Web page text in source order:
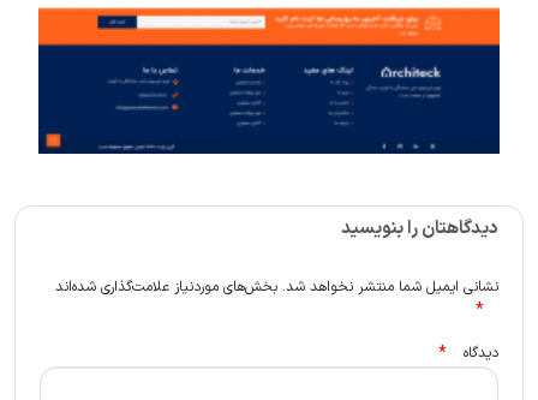
دیدگاهتان را بنویسید
نشانی ایمیل شما منتشر نخواهد شد. بخش‌های موردنیاز علامت‌گذاری شده‌اند
*
دیدگاه *